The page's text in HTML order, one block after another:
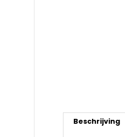
Beschrijving